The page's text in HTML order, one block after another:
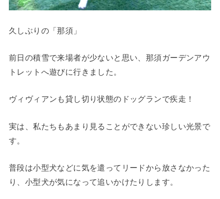
久しぶりの「那須」
前日の積雪で来場者が少ないと思い、那須ガーデンアウ
トレットへ遊びに行きました。
ヴィヴィアンも貸し切り状態のドッグランで疾走！
実は、私たちもあまり見ることができない珍しい光景で
す。
普段は小型犬などに気を遣ってリードから放さなかった
り、小型犬が気になって追いかけたりします。